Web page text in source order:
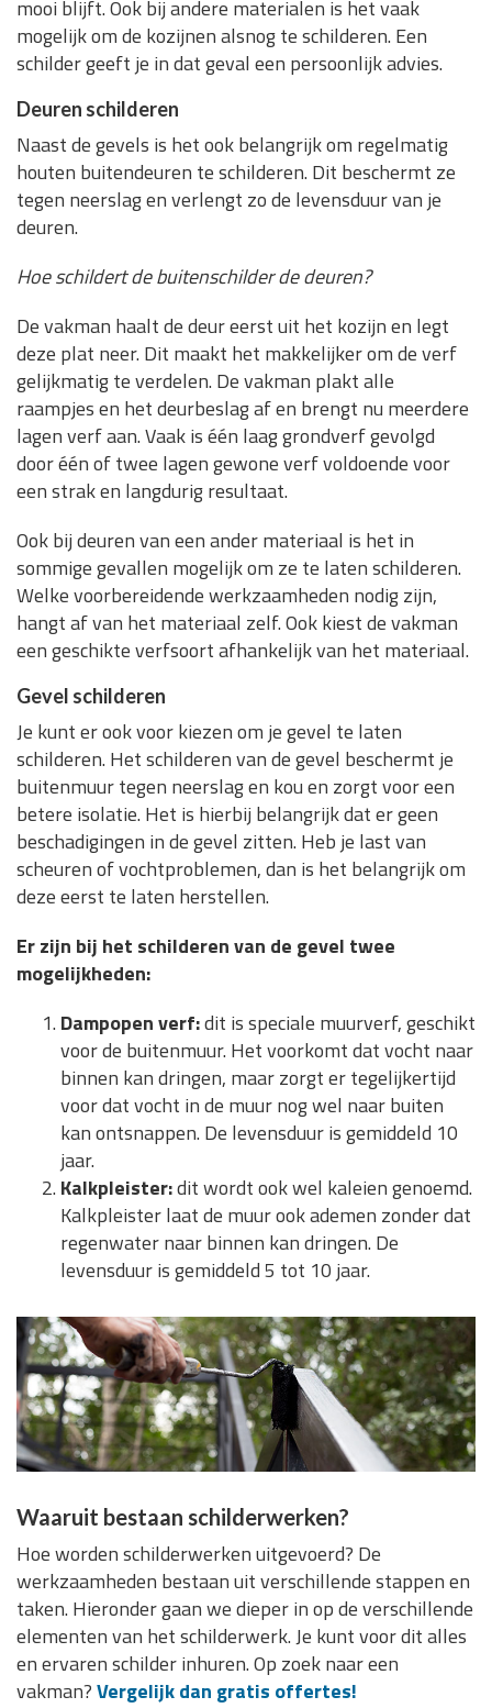
mooi blijft. Ook bij andere materialen is het vaak
mogelijk om de kozijnen alsnog te schilderen. Een
schilder geeft je in dat geval een persoonlijk advies.
Deuren schilderen
Naast de gevels is het ook belangrijk om regelmatig
houten buitendeuren te schilderen. Dit beschermt ze
tegen neerslag en verlengt zo de levensduur van je
deuren.
Hoe schildert de buitenschilder de deuren?
De vakman haalt de deur eerst uit het kozijn en legt
deze plat neer. Dit maakt het makkelijker om de verf
gelijkmatig te verdelen. De vakman plakt alle
raampjes en het deurbeslag af en brengt nu meerdere
lagen verf aan. Vaak is één laag grondverf gevolgd
door één of twee lagen gewone verf voldoende voor
een strak en langdurig resultaat.
Ook bij deuren van een ander materiaal is het in
sommige gevallen mogelijk om ze te laten schilderen.
Welke voorbereidende werkzaamheden nodig zijn,
hangt af van het materiaal zelf. Ook kiest de vakman
een geschikte verfsoort afhankelijk van het materiaal.
Gevel schilderen
Je kunt er ook voor kiezen om je gevel te laten
schilderen. Het schilderen van de gevel beschermt je
buitenmuur tegen neerslag en kou en zorgt voor een
betere isolatie. Het is hierbij belangrijk dat er geen
beschadigingen in de gevel zitten. Heb je last van
scheuren of vochtproblemen, dan is het belangrijk om
deze eerst te laten herstellen.
Er zijn bij het schilderen van de gevel twee
mogelijkheden:
Dampopen verf:dit is speciale muurverf, geschikt
voor de buitenmuur. Het voorkomt dat vocht naar
binnen kan dringen, maar zorgt er tegelijkertijd
voor dat vocht in de muur nog wel naar buiten
kan ontsnappen. De levensduur is gemiddeld 10
jaar.
Kalkpleister:dit wordt ook wel kaleien genoemd.
Kalkpleister laat de muur ook ademen zonder dat
regenwater naar binnen kan dringen. De
levensduur is gemiddeld 5 tot 10 jaar.
Waaruit bestaan schilderwerken?
Hoe worden schilderwerken uitgevoerd? De
werkzaamheden bestaan uit verschillende stappen en
taken. Hieronder gaan we dieper in op de verschillende
elementen van het schilderwerk. Je kunt voor dit alles
en ervaren schilder inhuren. Op zoek naar een
vakman?Vergelijk dan gratis offertes!